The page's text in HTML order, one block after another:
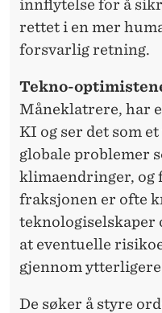
innflytelse for å
rettet i en mer
forsvarlig retning.
Tekno-
Måneklatrere, har
KI og ser det som
globale problemer
klimaendringer, og
fraksjonen er ofte
teknologiselskaper
at eventuelle
gjennom
De søker å styre